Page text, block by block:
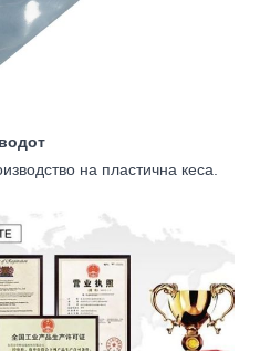
на пластична кеса.